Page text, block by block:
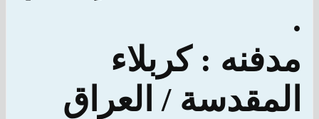
.
مدفنه : كربلاء
المقدسة / العراق